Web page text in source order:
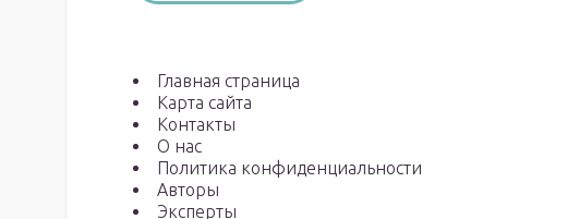
Главная страница
Карта сайта
Контакты
О нас
Политика конфиденциальности
Авторы
Эксперты